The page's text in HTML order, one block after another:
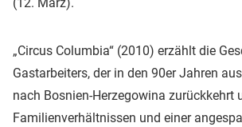
„Circus Columbia“ (2010) erzählt die
Gastarbeiters, der in den 90er Jahren
nach Bosnien-Herzegowina zurückkehrt
Familienverhältnissen und einer